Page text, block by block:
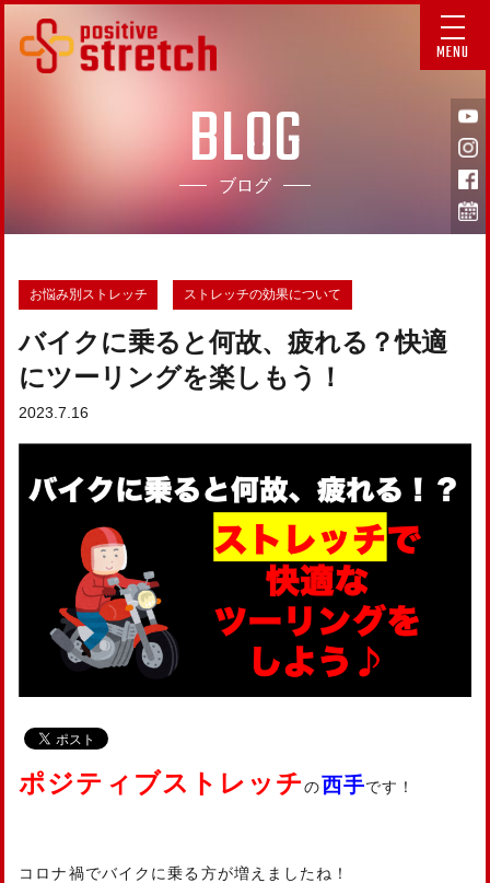
MENU
BLOG
ブログ
お悩み別ストレッチ ストレッチの効果について
バイクに乗ると何故、疲れる？快適
にツーリングを楽しもう！
2023.7.16
ポジティブストレッチの西手です！
コロナ禍でバイクに乗る方が増えましたね！